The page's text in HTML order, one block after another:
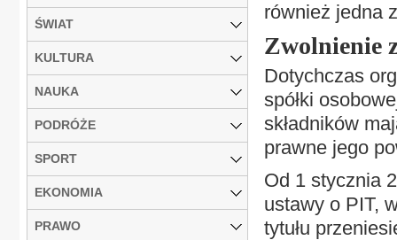
również jedna
Zwolnienie
Dotychczas
spółki
składników
prawne jego
Od 1 stycznia
ustawy o PIT,
tytułu
ŚWIAT
KULTURA
NAUKA
PODRÓŻE
SPORT
EKONOMIA
PRAWO